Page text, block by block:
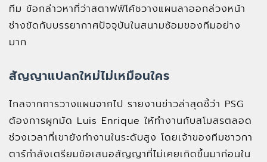
ทีม ข้อกล่าวหาที่ว่าสตาฟฟ์โค้ชวางแผนลาออกล่วงหน้า
ช่างขัดกับบรรยากาศปัจจุบันในสนามซ้อมของทีมอย่าง
มาก
สัญญาแปลกใหม่ไม่เหมือนใคร
ไกลจากการวางแผนจากไป รายงานข่าวล่าสุดชี้ว่า PSG
ต้องการผูกมัด Luis Enrique ให้ทำงานกับสโมสรตลอด
ช่วงเวลาที่เขายังทำงานในระดับสูง โดยเจ้าของทีมชาวกา
ตาร์กำลังเตรียมข้อเสนอสัญญาที่ไม่เคยเกิดขึ้นมาก่อนใน